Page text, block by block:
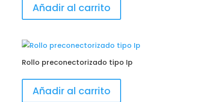
Añadir al carrito
Rollo preconectorizado tipo Ip
Añadir al carrito